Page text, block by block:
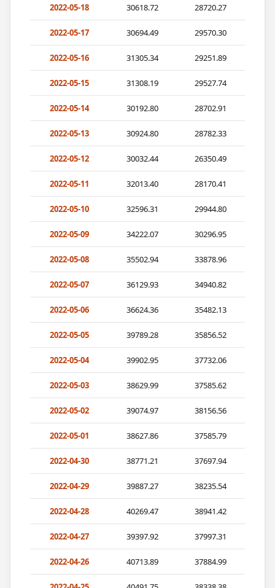
2022-05-18 30618.72 28720.27
2022-05-17 30694.49 29570.30
2022-05-16 31305.34 29251.89
2022-05-15 31308.19 29527.74
2022-05-14 30192.80 28702.91
2022-05-13 30924.80 28782.33
2022-05-12 30032.44 26350.49
2022-05-11 32013.40 28170.41
2022-05-10 32596.31 29944.80
2022-05-09 34222.07 30296.95
2022-05-08 35502.94 33878.96
2022-05-07 36129.93 34940.82
2022-05-06 36624.36 35482.13
2022-05-05 39789.28 35856.52
2022-05-04 39902.95 37732.06
2022-05-03 38629.99 37585.62
2022-05-02 39074.97 38156.56
2022-05-01 38627.86 37585.79
2022-04-30 38771.21 37697.94
2022-04-29 39887.27 38235.54
2022-04-28 40269.47 38941.42
2022-04-27 39397.92 37997.31
2022-04-26 40713.89 37884.99